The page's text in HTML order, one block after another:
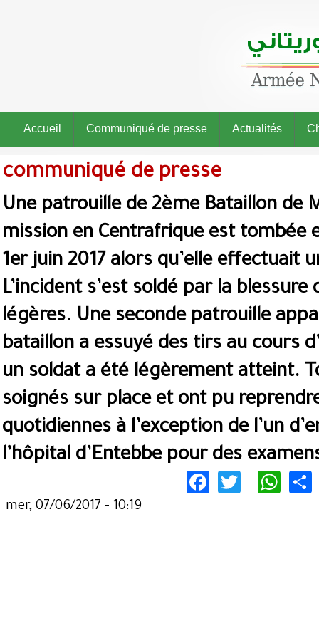
Accueil Communiqué de presse Actualités
communiqué de presse
Une patrouille de 2ème Bataillon de
mission en Centrafrique est tombée
1er juin 2017 alors qu’elle effectuait
L’incident s’est soldé par la
légères. Une seconde patrouille
bataillon a essuyé des tirs au cours
un soldat a été légèrement atteint.
soignés sur place et ont pu
quotidiennes à l’exception de l’un
l’hôpital d’Entebbe pour des
Facebook
Twitter
mer, 07/06/2017 - 10:19